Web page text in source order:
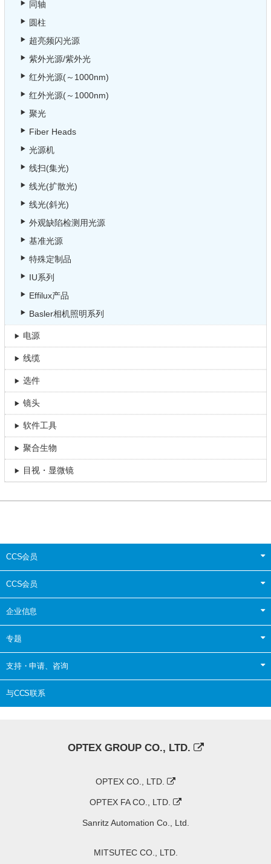
同轴
圆柱
超亮频闪光源
紫外光源/紫外光
红外光源(～1000nm)
红外光源(～1000nm)
聚光
Fiber Heads
光源机
线扫(集光)
线光(扩散光)
线光(斜光)
外观缺陷检测用光源
基准光源
特殊定制品
IU系列
Effilux产品
Basler相机照明系列
电源
线缆
选件
镜头
软件工具
聚合生物
目视・显微镜
CCS会员
CCS会员
企业信息
专题
支持・申请、咨询
与CCS联系
OPTEX GROUP CO., LTD.
OPTEX CO., LTD.
OPTEX FA CO., LTD.
Sanritz Automation Co., Ltd.
MITSUTEC CO., LTD.